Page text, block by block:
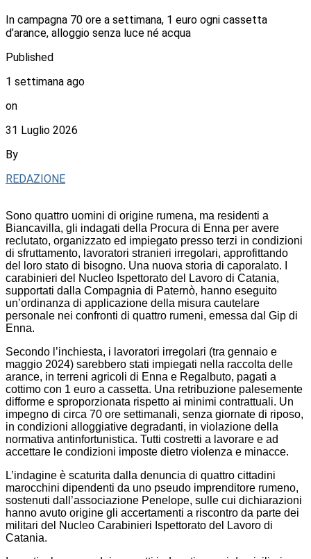
In campagna 70 ore a settimana, 1 euro ogni cassetta
d’arance, alloggio senza luce né acqua
Published
1 settimana ago
on
31 Luglio 2026
By
REDAZIONE
Sono quattro uomini di origine rumena, ma residenti a
Biancavilla, gli indagati della Procura di Enna per avere
reclutato, organizzato ed impiegato presso terzi in condizioni
di sfruttamento, lavoratori stranieri irregolari, approfittando
del loro stato di bisogno. Una nuova storia di caporalato. I
carabinieri del Nucleo Ispettorato del Lavoro di Catania,
supportati dalla Compagnia di Paternò, hanno eseguito
un’ordinanza di applicazione della misura cautelare
personale nei confronti di quattro rumeni, emessa dal Gip di
Enna.
Secondo l’inchiesta, i lavoratori irregolari (tra gennaio e
maggio 2024) sarebbero stati impiegati nella raccolta delle
arance, in terreni agricoli di Enna e Regalbuto, pagati a
cottimo con 1 euro a cassetta. Una retribuzione palesemente
difforme e sproporzionata rispetto ai minimi contrattuali. Un
impegno di circa 70 ore settimanali, senza giornate di riposo,
in condizioni alloggiative degradanti, in violazione della
normativa antinfortunistica. Tutti costretti a lavorare e ad
accettare le condizioni imposte dietro violenza e minacce.
L’indagine è scaturita dalla denuncia di quattro cittadini
marocchini dipendenti da uno pseudo imprenditore rumeno,
sostenuti dall’associazione Penelope, sulle cui dichiarazioni
hanno avuto origine gli accertamenti a riscontro da parte dei
militari del Nucleo Carabinieri Ispettorato del Lavoro di
Catania.